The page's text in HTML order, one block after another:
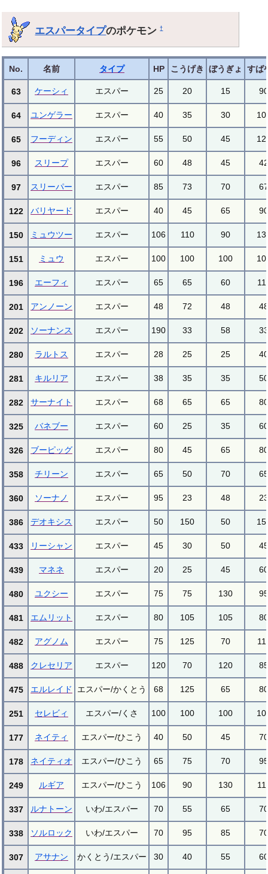
エスパータイプのポケモン†
No. 名前 タイプ HP こうげき ぼうぎょ すば
63 ケーシィ エスパー 25 20 15 90
64 ユンゲラー エスパー 40 35 30
65 フーディン エスパー 55 50 45
96 スリープ エスパー 60 48 45 42
97 スリーパー エスパー 85 73 70 67
122 バリヤード エスパー 40 45 65 90
150 ミュウツー エスパー 106 110 90
151 ミュウ エスパー 100 100 100
196 エーフィ エスパー 65 65 60
201 アンノーン エスパー 48 72 48 48
202 ソーナンス エスパー 190 33 58 33
280 ラルトス エスパー 28 25 25 40
281 キルリア エスパー 38 35 35 50
282 サーナイト エスパー 68 65 65 80
325 バネブー エスパー 60 25 35 60
326 ブーピッグ エスパー 80 45 65 80
358 チリーン エスパー 65 50 70 65
360 ソーナノ エスパー 95 23 48 23
386 デオキシス エスパー 50 150 50
433 リーシャン エスパー 45 30 50 45
439 マネネ エスパー 20 25 45 60
480 ユクシー エスパー 75 75 130 95
481 エムリット エスパー 80 105 105 80
482 アグノム エスパー 75 125 70
488 クレセリア エスパー 120 70 120 85
475 エルレイド エスパー/かくとう 68 125 65 80
251 セレビィ エスパー/くさ 100 100 100
177 ネイティ エスパー/ひこう 40 50 45 70
178 ネイティオ エスパー/ひこう 65 75 70 95
249 ルギア エスパー/ひこう 106 90 130
337 ルナトーン いわ/エスパー 70 55 65 70
338 ソルロック いわ/エスパー 70 95 85 70
307 アサナン かくとう/エスパー 30 40 55 60